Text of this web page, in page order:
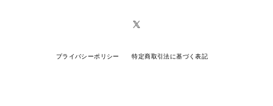
プライバシーポリシー 特定商取引法に基づく表記